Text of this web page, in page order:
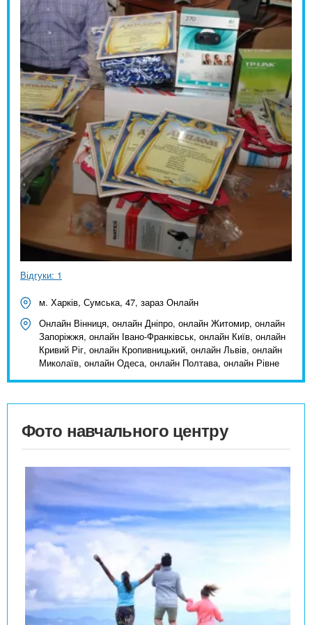
Відгуки: 1
м. Харків, Сумська, 47, зараз Онлайн
Онлайн Вінниця, онлайн Дніпро, онлайн Житомир, онлайн
Запоріжжя, онлайн Івано-Франківськ, онлайн Київ, онлайн
Кривий Ріг, онлайн Кропивницький, онлайн Львів, онлайн
Миколаїв, онлайн Одеса, онлайн Полтава, онлайн Рівне
Фото навчального центру